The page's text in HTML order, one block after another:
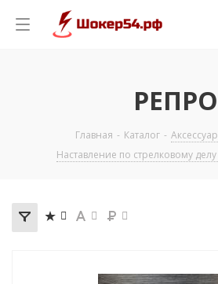
РЕПРО
Главная - Каталог -
Наставление по стрелковому